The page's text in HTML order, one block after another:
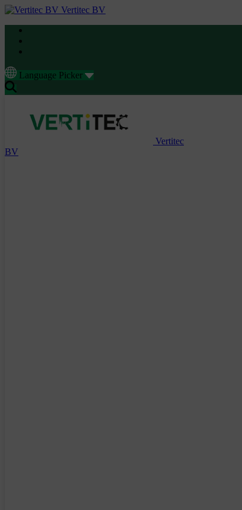
Vertitec BV
Language Picker
Vertitec
BV